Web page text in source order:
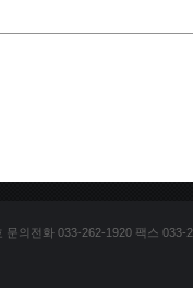
의전화 033-262-1920 팩스 033-